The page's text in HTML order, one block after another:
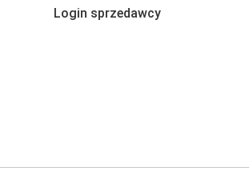
Login sprzedawcy